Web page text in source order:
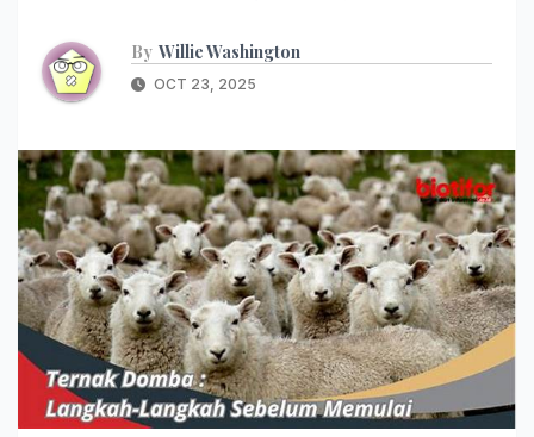
By Willie Washington
OCT 23, 2025